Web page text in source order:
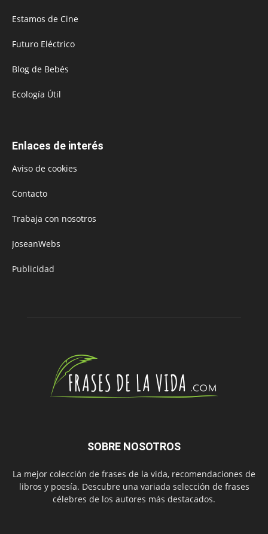
Estamos de Cine
Futuro Eléctrico
Blog de Bebés
Ecología Útil
Enlaces de interés
Aviso de cookies
Contacto
Trabaja con nosotros
JoseanWebs
Publicidad
SOBRE NOSOTROS
La mejor colección de frases de la vida, recomendaciones de
libros y poesía. Descubre una variada selección de frases
célebres de los autores más destacados.